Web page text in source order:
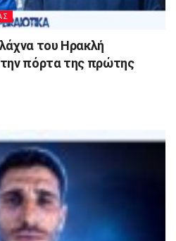
του Ηρακλή
πόρτα της πρώτης